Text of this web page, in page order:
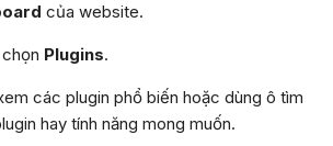
của website.
Plugins.
các plugin phổ biến hoặc dùng ô tìm
hay tính năng mong muốn.